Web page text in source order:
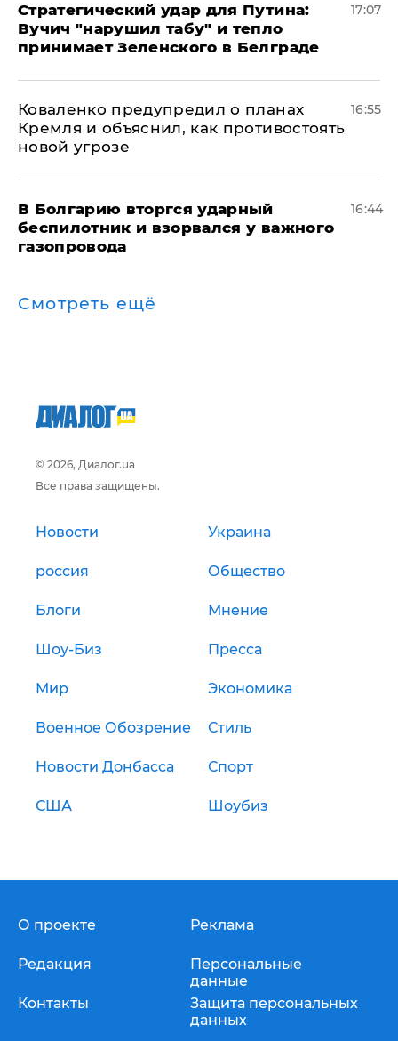
Стратегический удар для Путина:
Вучич "нарушил табу" и тепло
принимает Зеленского в Белграде
17:07
Коваленко предупредил о планах
Кремля и объяснил, как противостоять
новой угрозе
16:55
В Болгарию вторгся ударный
беспилотник и взорвался у важного
газопровода
16:44
Смотреть ещё
© 2026, Диалог.ua
Все права защищены.
Новости Украина
россия Общество
Блоги Мнение
Шоу-Биз Пресса
Мир Экономика
Военное Обозрение Стиль
Новости Донбасса Спорт
США Шоубиз
О проекте
Редакция
Контакты
Реклама
Персональные
данные
Защита персональных
данных